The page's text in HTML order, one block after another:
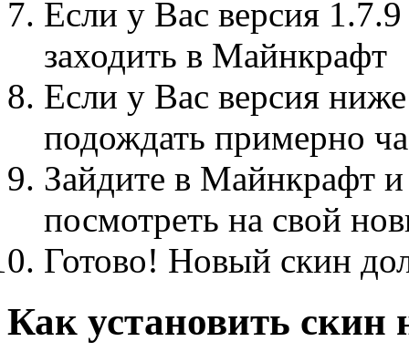
Если у Вас версия
заходить в Майнкрафт
Если у Вас версия
подождать примерно
Зайдите в Майнкрафт
посмотреть на свой
Готово! Новый скин
Как установить